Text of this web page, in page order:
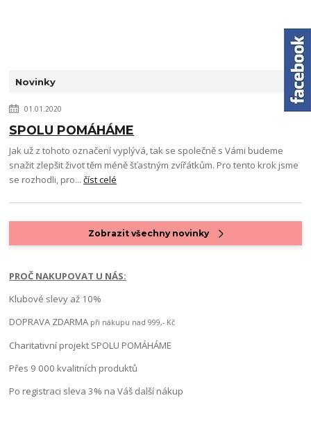
Novinky
01.01.2020
SPOLU POMÁHÁME
Jak už z tohoto označení vyplývá, tak se společně s Vámi budeme
snažit zlepšit život těm méně šťastným zvířátkům. Pro tento krok jsme
se rozhodli, pro...číst celé
Zobrazit všechny novinky
PROČ NAKUPOVAT U NÁS:
Klubové slevy až 10%
DOPRAVA ZDARMA při nákupu nad 999,- Kč
Charitativní projekt SPOLU POMÁHÁME
Přes 9 000 kvalitních produktů
Po registraci sleva 3% na Váš další nákup